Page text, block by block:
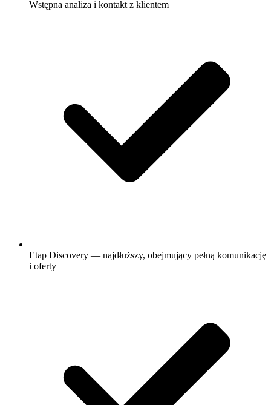
Wstępna analiza i kontakt z klientem
Etap Discovery — najdłuższy, obejmujący pełną komunikację
i oferty